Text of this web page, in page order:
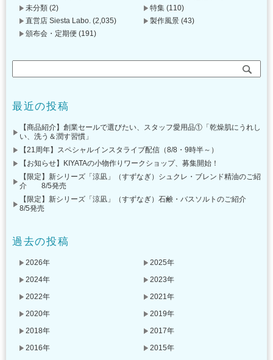
未分類 (2) 特集 (110)
直営店 Siesta Labo. (2,035) 製作風景 (43)
頒布会・定期便 (191)
最近の投稿
【商品紹介】創業セールで選びたい、スタッフ愛用品①「乾燥肌にうれし
い、洗う＆潤す習慣」
【21周年】スペシャルインスタライブ配信（8/8・9時半～）
【お知らせ】KIYATAの小物作りワークショップ、募集開始！
【限定】新シリーズ「涼凪」（すずなぎ）シュクレ・ブレンド精油のご紹
介 8/5発売
【限定】新シリーズ「涼凪」（すずなぎ）石鹸・バスソルトのご紹介
8/5発売
過去の投稿
2026年
2025年
2024年
2023年
2022年
2021年
2020年
2019年
2018年
2017年
2016年
2015年